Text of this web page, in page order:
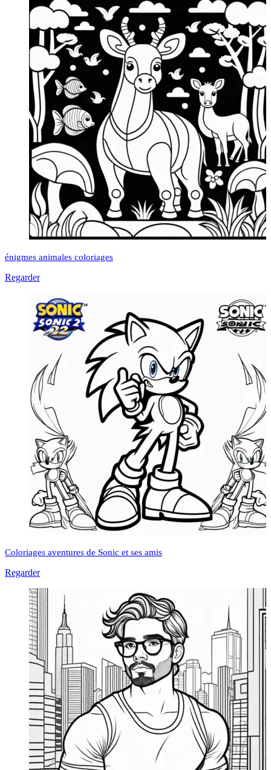
énigmes animales coloriages
Regarder
Coloriages aventures de Sonic et ses amis
Regarder